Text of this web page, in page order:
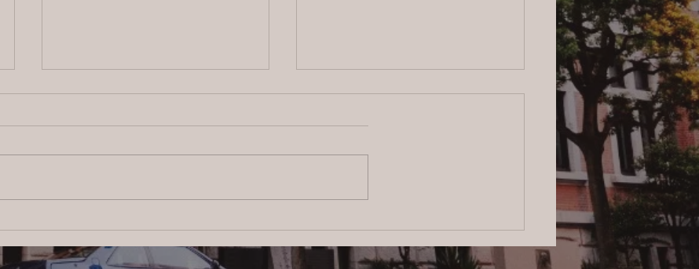
日目〜
ス：信頼と安心をお届けする
調査のプロフェッショナル